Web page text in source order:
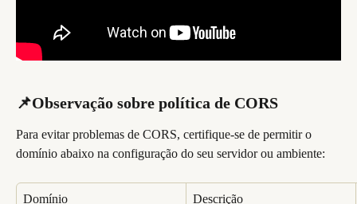
📌Observação sobre política de CORS
Para evitar problemas de CORS, certifique-se de permitir o
domínio abaixo na configuração do seu servidor ou ambiente:
Domínio Descrição